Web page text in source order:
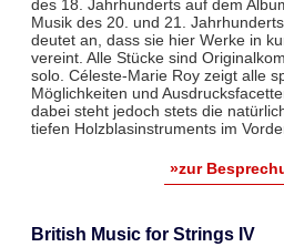
des 18. Jahrhunderts auf dem
Musik des 20. und 21.
deutet an, dass sie hier Werke in
vereint. Alle Stücke sind
solo. Céleste-Marie Roy zeigt alle
Möglichkeiten und
dabei steht jedoch stets die
tiefen Holzblasinstruments im
»zur
British Music for Strings IV